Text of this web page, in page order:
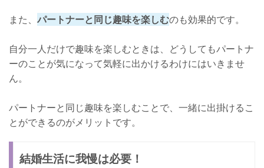
また、 パートナーと同じ趣味を楽しむのも効果的です。
自分一人だけで趣味を楽しむときは、どうしてもパートナ
ーのことが気になって気軽に出かけるわけにはいきませ
ん。
パートナーと同じ趣味を楽しむことで、一緒に出掛けるこ
とができるのがメリットです。
結婚生活に我慢は必要！